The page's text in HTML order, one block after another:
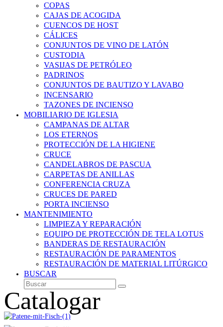
COPAS
CAJAS DE ACOGIDA
CUENCOS DE HOST
CÁLICES
CONJUNTOS DE VINO DE LATÓN
CUSTODIA
VASIJAS DE PETRÓLEO
PADRINOS
CONJUNTOS DE BAUTIZO Y LAVABO
INCENSARIO
TAZONES DE INCIENSO
MOBILIARIO DE IGLESIA
CAMPANAS DE ALTAR
LOS ETERNOS
PROTECCIÓN DE LA HIGIENE
CRUCE
CANDELABROS DE PASCUA
CARPETAS DE ANILLAS
CONFERENCIA CRUZA
CRUCES DE PARED
PORTA INCIENSO
MANTENIMIENTO
LIMPIEZA Y REPARACIÓN
EQUIPO DE PROTECCIÓN DE TELA LOTUS
BANDERAS DE RESTAURACIÓN
RESTAURACIÓN DE PARAMENTOS
RESTAURACIÓN DE MATERIAL LITÚRGICO
BUSCAR
Buscar
Enviar
Catalogar